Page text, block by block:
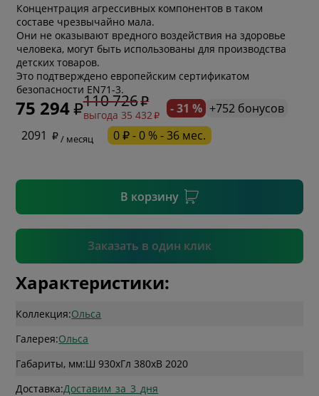
Концентрация агрессивных компонентов в таком
составе чрезвычайно мала.
Они не оказывают вредного воздействия на здоровье
человека, могут быть использованы для производства
детских товаров.
Это подтверждено европейским сертификатом
безопасности EN71-3.
75 294 110 726
выгода 35 432 - 31 % +752 бонусов
2091
/ месяц 0 ₽ - 0 % - 36 мес.
В корзину
Заказать в один клик
* обязательное поле
* необязательное поле
Подтвердить
Характеристики:
Коллекция:Ольса
Галерея:Ольса
Габариты, мм:Ш 930xГл 380xВ 2020
Доставка:Доставим_за_3_дня